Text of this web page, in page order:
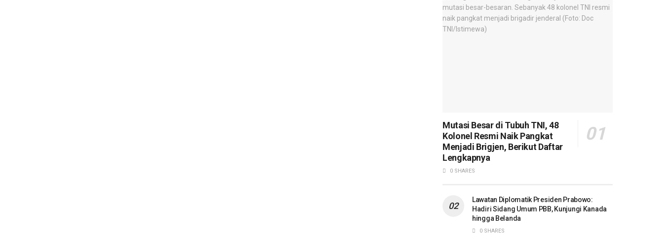
Mutasi Besar di Tubuh TNI, 48
Kolonel Resmi Naik Pangkat
Menjadi Brigjen, Berikut Daftar
Lengkapnya
0 SHARES
Lawatan Diplomatik Presiden Prabowo:
Hadiri Sidang Umum PBB, Kunjungi Kanada
hingga Belanda
0 SHARES